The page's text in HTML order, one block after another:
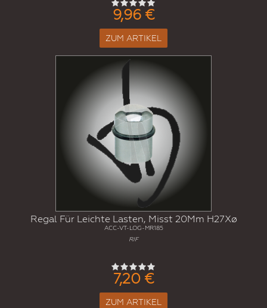
9,96 €
ZUM ARTIKEL
Regal Für Leichte Lasten, Misst 20Mm H27Xø
ACC-VT-LOG-MR185
RIF
7,20 €
ZUM ARTIKEL